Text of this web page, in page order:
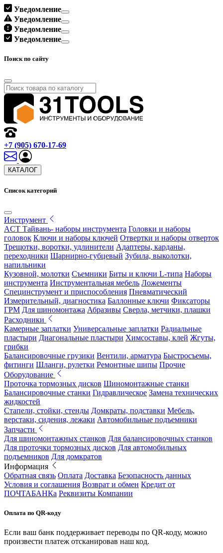
Уведомление
Уведомление
Уведомление
Уведомление
Поиск по сайту
+7 (905) 670-17-69
КАТАЛОГ
Список категорий
Инструмент
ACT Тайвань- наборы инструмента Головки и наборы
головок Ключи и наборы ключей Отвертки и наборы отверток
Трещотки, воротки, удлинители Адаптеры, карданы,
переходники Шарнирно-губцевый Зубила, выколотки,
напильники
Кузовной, молотки Съемники Биты и ключи L-типа Наборы
инструмента Инструментальная мебель Ложементы
Специнструмент и приспособления Пневматический
Измерительный, диагностика Баллонные ключи Фиксаторы
ГРМ Для шиномонтажа Абразивы Сверла, метчики, плашки
Расходники
Камерные заплатки Универсальные заплатки Радиальные
пластыри Диагональные пластыри Химсоставы, клей Жгуты,
грибки
Балансировочные грузики Вентили, арматура Быстросъемы,
фитинги Шланги, рулетки Ремонтные шипы Прочие
Оборудование
Проточка тормозных дисков Шиномонтажные станки
Балансировочные станки Гидравлическое Замена технических
жидкостей
Стапели, стойки, стенды Домкраты, подставки Мебель,
верстаки, сидения, лежаки Автомобильные подъемники
Запчасти
Для шиномонтажных станков Для балансировочных станков
Для проточки тормозных дисков Для автомобильных
подъемников Для домкратов
Информация
Обратная связь Оплата Доставка Безопасность данных
Условия и соглашения Возврат и обмен Кредит от
ПОЧТАБАНКа Реквизиты Компании
Оплата по QR-коду
Если ваш банк поддерживает переводы по QR-коду, можно
произвести платеж отсканировав наш код.